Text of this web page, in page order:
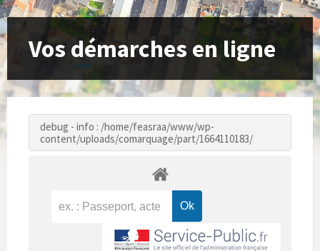
Vos démarches en ligne
debug - info : /home/feasraa/www/wp-
content/uploads/comarquage/part/1664110183/